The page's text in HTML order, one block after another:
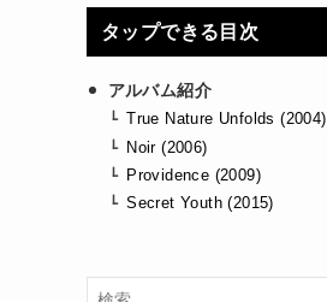
タップできる目次
アルバム紹介
True Nature Unfolds (2004)
Noir (2006)
Providence (2009)
Secret Youth (2015)